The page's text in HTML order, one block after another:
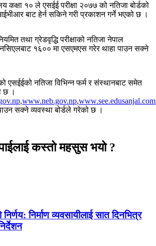
कक्षा १० ले एसईई परीक्षा २०७७ को नतिजा बोर्डको
बाट हेर्न सकिने गरी प्रकाशन गर्ने भएको छ ।
तथा ग्रेडवृद्धि परीक्षाको नतिजा नेपाल
१६०० मा एसएमएस गरेर थाहा पाउन सक्ने
एसईईको नतिजा विभिन्न फर्म र संस्थानबाट समेत
छ ।
,www.neb.gov.np,www.see.edusanjal.com
सक्ने व्यवस्था बोर्डले गरेको छ ।
कस्तो महसुस भयो ?
निर्माण व्यवसायीलाई सात दिनभित्र